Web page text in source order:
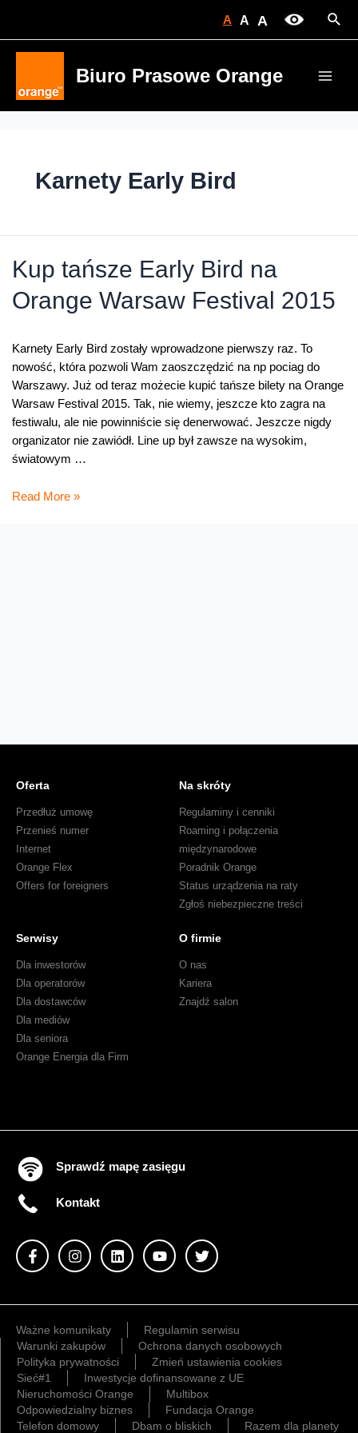
A A A
Biuro Prasowe Orange
Karnety Early Bird
Kup tańsze Early Bird na
Orange Warsaw Festival 2015
Karnety Early Bird zostały wprowadzone pierwszy raz. To
nowość, która pozwoli Wam zaoszczędzić na np pociag do
Warszawy. Już od teraz możecie kupić tańsze bilety na Orange
Warsaw Festival 2015. Tak, nie wiemy, jeszcze kto zagra na
festiwalu, ale nie powinniście się denerwować. Jeszcze nigdy
organizator nie zawiódł. Line up był zawsze na wysokim,
światowym …
Kup
Read More »
Oferta
Przedłuż umowę
Przenieś numer
Internet
Orange Flex
Offers for foreigners
Na skróty
Regulaminy i cenniki
Roaming i połączenia
międzynarodowe
Poradnik Orange
Status urządzenia na raty
Zgłoś niebezpieczne treści
Serwisy
Dla inwestorów
Dla operatorów
Dla dostawców
Dla mediów
Dla seniora
Orange Energia dla Firm
O firmie
O nas
Kariera
Znajdź salon
Sprawdź mapę zasięgu
Kontakt
Ważne komunikaty
Regulamin serwisu
Warunki zakupów
Ochrona danych osobowych
Polityka prywatności
Zmień ustawienia cookies
Sieć#1
Inwestycje dofinansowane z UE
Nieruchomości Orange
Multibox
Odpowiedzialny biznes
Fundacja Orange
Telefon domowy
Dbam o bliskich Razem dla planety